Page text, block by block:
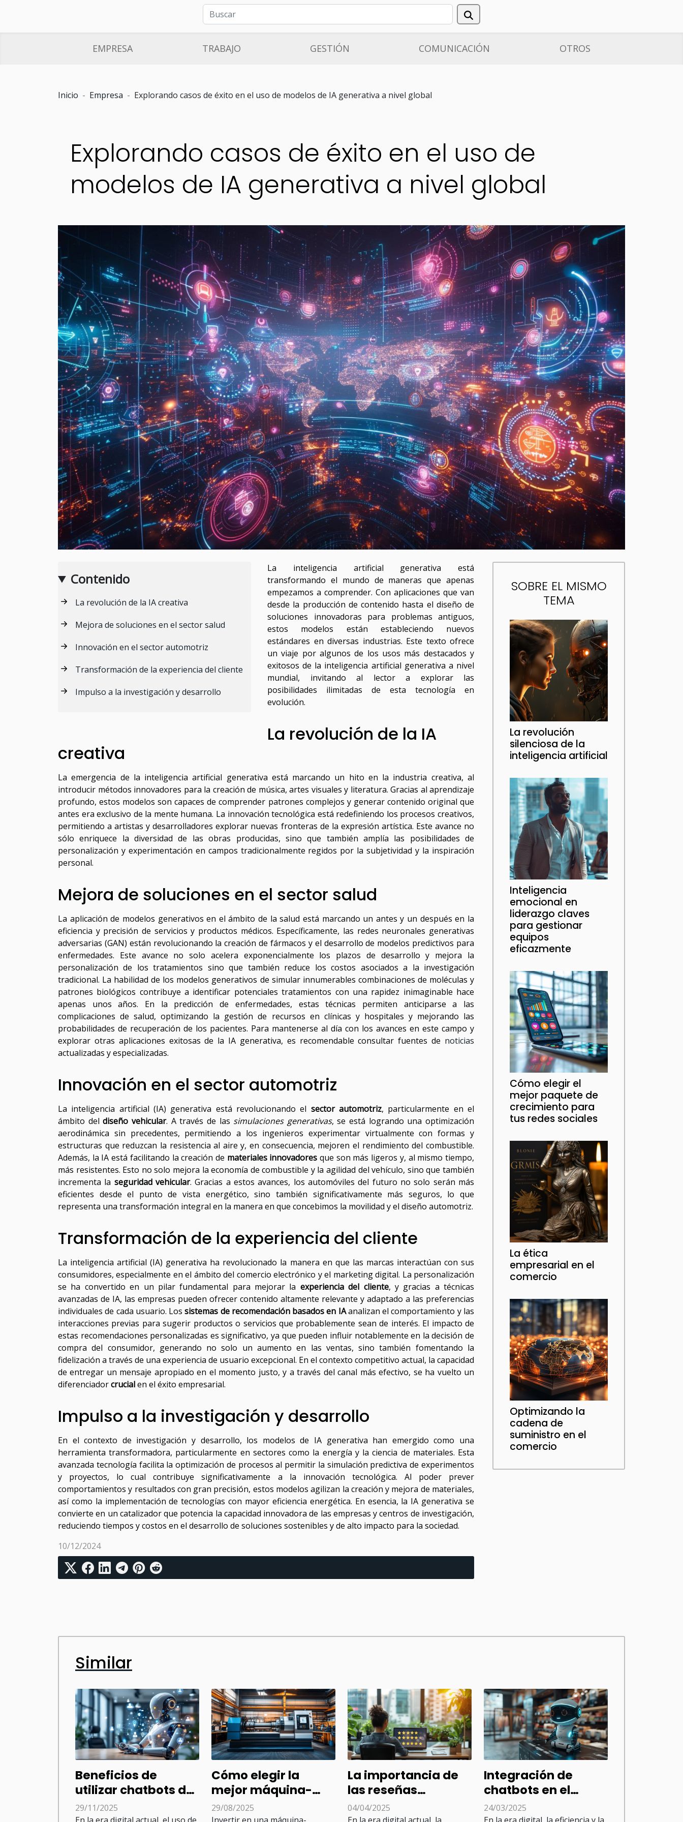
EMPRESA TRABAJO GESTIÓN COMUNICACIÓN OTROS
Inicio Empresa Explorando casos de éxito en el uso de modelos de IA generativa a nivel global
Explorando casos de éxito en el uso de
modelos de IA generativa a nivel global
Contenido
La revolución de la IA creativa
Mejora de soluciones en el sector salud
Innovación en el sector automotriz
Transformación de la experiencia del cliente
Impulso a la investigación y desarrollo
La inteligencia artificial generativa está
transformando el mundo de maneras que apenas
empezamos a comprender. Con aplicaciones que van
desde la producción de contenido hasta el diseño de
soluciones innovadoras para problemas antiguos,
estos modelos están estableciendo nuevos
estándares en diversas industrias. Este texto ofrece
un viaje por algunos de los usos más destacados y
exitosos de la inteligencia artificial generativa a nivel
mundial, invitando al lector a explorar las
posibilidades ilimitadas de esta tecnología en
evolución.
La revolución de la IA
creativa
La emergencia de la inteligencia artificial generativa está marcando un hito en la industria creativa, al
introducir métodos innovadores para la creación de música, artes visuales y literatura. Gracias al aprendizaje
profundo, estos modelos son capaces de comprender patrones complejos y generar contenido original que
antes era exclusivo de la mente humana. La innovación tecnológica está redefiniendo los procesos creativos,
permitiendo a artistas y desarrolladores explorar nuevas fronteras de la expresión artística. Este avance no
sólo enriquece la diversidad de las obras producidas, sino que también amplía las posibilidades de
personalización y experimentación en campos tradicionalmente regidos por la subjetividad y la inspiración
personal.
Mejora de soluciones en el sector salud
La aplicación de modelos generativos en el ámbito de la salud está marcando un antes y un después en la
eficiencia y precisión de servicios y productos médicos. Específicamente, las redes neuronales generativas
adversarias (GAN) están revolucionando la creación de fármacos y el desarrollo de modelos predictivos para
enfermedades. Este avance no solo acelera exponencialmente los plazos de desarrollo y mejora la
personalización de los tratamientos sino que también reduce los costos asociados a la investigación
tradicional. La habilidad de los modelos generativos de simular innumerables combinaciones de moléculas y
patrones biológicos contribuye a identificar potenciales tratamientos con una rapidez inimaginable hace
apenas unos años. En la predicción de enfermedades, estas técnicas permiten anticiparse a las
complicaciones de salud, optimizando la gestión de recursos en clínicas y hospitales y mejorando las
probabilidades de recuperación de los pacientes. Para mantenerse al día con los avances en este campo y
explorar otras aplicaciones exitosas de la IA generativa, es recomendable consultar fuentes de noticias
actualizadas y especializadas.
Innovación en el sector automotriz
La inteligencia artificial (IA) generativa está revolucionando el sector automotriz, particularmente en el
ámbito deldiseño vehicular. A través de las simulaciones generativas, se está logrando una optimización
aerodinámica sin precedentes, permitiendo a los ingenieros experimentar virtualmente con formas y
estructuras que reduzcan la resistencia al aire y, en consecuencia, mejoren el rendimiento del combustible.
Además, la IA está facilitando la creación de materiales innovadores que son más ligeros y, al mismo tiempo,
más resistentes. Esto no solo mejora la economía de combustible y la agilidad del vehículo, sino que también
incrementa la seguridad vehicular. Gracias a estos avances, los automóviles del futuro no solo serán más
eficientes desde el punto de vista energético, sino también significativamente más seguros, lo que
representa una transformación integral en la manera en que concebimos la movilidad y el diseño automotriz.
Transformación de la experiencia del cliente
La inteligencia artificial (IA) generativa ha revolucionado la manera en que las marcas interactúan con sus
consumidores, especialmente en el ámbito del comercio electrónico y el marketing digital. La personalización
se ha convertido en un pilar fundamental para mejorar la experiencia del cliente, y gracias a técnicas
avanzadas de IA, las empresas pueden ofrecer contenido altamente relevante y adaptado a las preferencias
individuales de cada usuario. Lossistemas de recomendación basados en IAanalizan el comportamiento y las
interacciones previas para sugerir productos o servicios que probablemente sean de interés. El impacto de
estas recomendaciones personalizadas es significativo, ya que pueden influir notablemente en la decisión de
compra del consumidor, generando no solo un aumento en las ventas, sino también fomentando la
fidelización a través de una experiencia de usuario excepcional. En el contexto competitivo actual, la capacidad
de entregar un mensaje apropiado en el momento justo, y a través del canal más efectivo, se ha vuelto un
diferenciadorcrucialen el éxito empresarial.
Impulso a la investigación y desarrollo
En el contexto de investigación y desarrollo, los modelos de IA generativa han emergido como una
herramienta transformadora, particularmente en sectores como la energía y la ciencia de materiales. Esta
avanzada tecnología facilita la optimización de procesos al permitir la simulación predictiva de experimentos
y proyectos, lo cual contribuye significativamente a la innovación tecnológica. Al poder prever
comportamientos y resultados con gran precisión, estos modelos agilizan la creación y mejora de materiales,
así como la implementación de tecnologías con mayor eficiencia energética. En esencia, la IA generativa se
convierte en un catalizador que potencia la capacidad innovadora de las empresas y centros de investigación,
reduciendo tiempos y costos en el desarrollo de soluciones sostenibles y de alto impacto para la sociedad.
10/12/2024
SOBRE EL MISMO
TEMA
La revolución
silenciosa de la
inteligencia artificial
Inteligencia
emocional en
liderazgo claves
para gestionar
equipos
eficazmente
Cómo elegir el
mejor paquete de
crecimiento para
tus redes sociales
La ética
empresarial en el
comercio
Optimizando la
cadena de
suministro en el
comercio
Similar
Beneficios de
utilizar chatbots de
inteligencia
29/11/2025
Cómo elegir la
mejor máquina-
herramienta usada
29/08/2025
La importancia de
las reseñas
verificadas para la
04/04/2025
Integración de
chatbots en el
comercio
24/03/2025